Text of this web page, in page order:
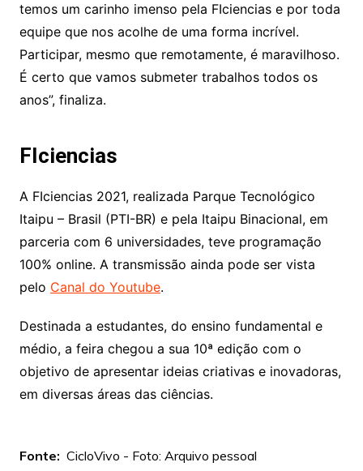
temos um carinho imenso pela FIciencias e por toda
equipe que nos acolhe de uma forma incrível.
Participar, mesmo que remotamente, é maravilhoso.
É certo que vamos submeter trabalhos todos os
anos”, finaliza.
FIciencias
A FIciencias 2021, realizada Parque Tecnológico
Itaipu – Brasil (PTI-BR) e pela Itaipu Binacional, em
parceria com 6 universidades, teve programação
100% online. A transmissão ainda pode ser vista
pelo Canal do Youtube.
Destinada a estudantes, do ensino fundamental e
médio, a feira chegou a sua 10ª edição com o
objetivo de apresentar ideias criativas e inovadoras,
em diversas áreas das ciências.
Fonte: CicloVivo - Foto: Arquivo pessoal